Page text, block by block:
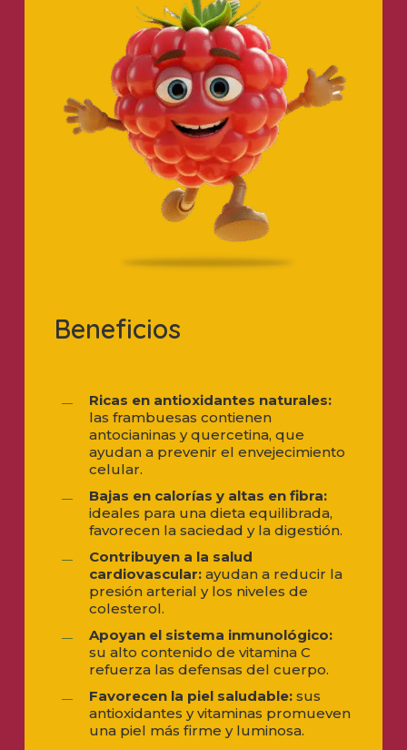
Beneficios
Ricas en antioxidantes naturales:
las frambuesas contienen
antocianinas y quercetina, que
ayudan a prevenir el envejecimiento
celular.
Bajas en calorías y altas en fibra:
ideales para una dieta equilibrada,
favorecen la saciedad y la digestión.
Contribuyen a la salud
cardiovascular: ayudan a reducir la
presión arterial y los niveles de
colesterol.
Apoyan el sistema inmunológico:
su alto contenido de vitamina C
refuerza las defensas del cuerpo.
Favorecen la piel saludable: sus
antioxidantes y vitaminas promueven
una piel más firme y luminosa.